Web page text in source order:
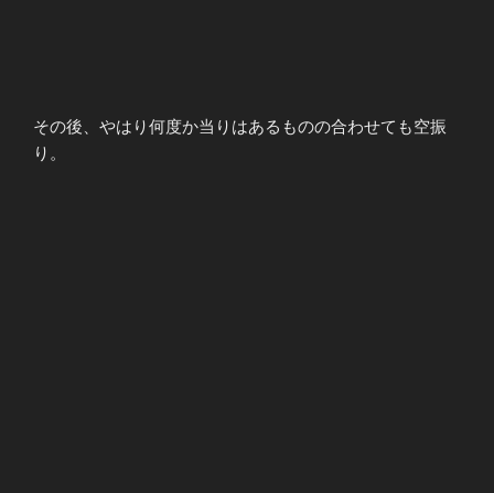
その後、やはり何度か当りはあるものの合わせても空振
り。